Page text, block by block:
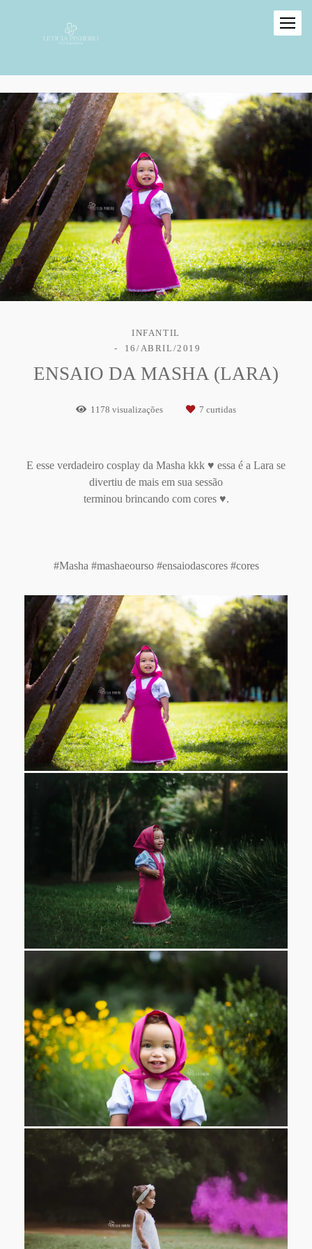
INFANTIL
16/ABRIL/2019
ENSAIO DA MASHA (LARA)
1178 visualizações 7 curtidas
E esse verdadeiro cosplay da Masha kkk ♥ essa é a Lara se
divertiu de mais em sua sessão
terminou brincando com cores ♥.
#Masha #mashaeourso #ensaiodascores #cores